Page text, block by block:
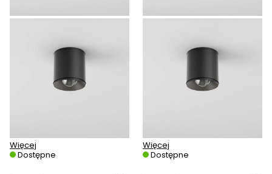
Więcej
Dostępne
Więcej
Dostępne